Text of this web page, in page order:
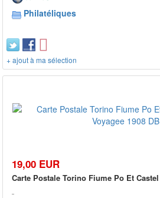
Philatéliques
+ ajout à ma sélection
19,00 EUR
Carte Postale Torino Fiume Po Et